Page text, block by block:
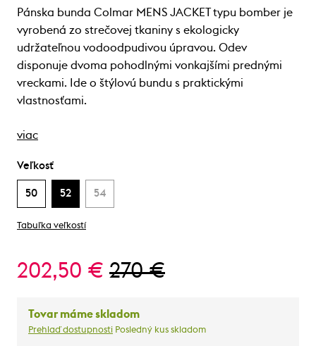
Pánska bunda Colmar MENS JACKET typu bomber je
vyrobená zo strečovej tkaniny s ekologicky
udržateľnou vodoodpudivou úpravou. Odev
disponuje dvoma pohodlnými vonkajšími prednými
vreckami. Ide o štýlovú bundu s praktickými
vlastnosťami.
viac
Veľkosť
50 52 54
Tabuľka veľkostí
202,50 € 270 €
Tovar máme skladom
Prehlaď dostupnosti Posledný kus skladom